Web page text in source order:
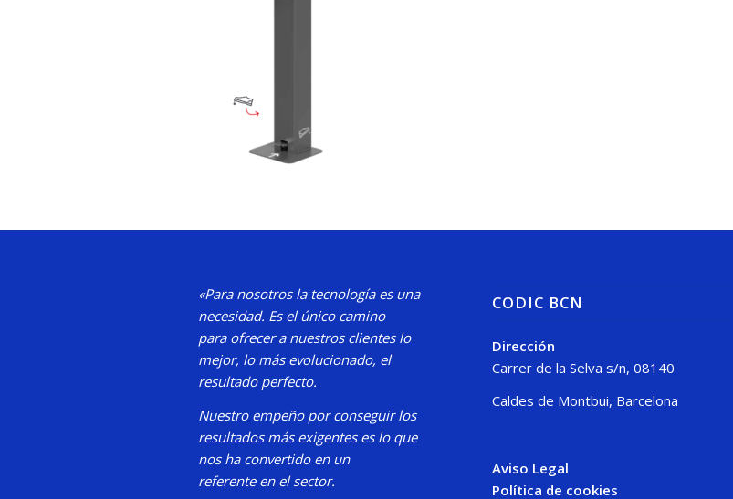
«Para nosotros la tecnología es una
necesidad. Es el único camino
para ofrecer a nuestros clientes lo
mejor, lo más evolucionado, el
resultado perfecto.
Nuestro empeño por conseguir los
resultados más exigentes es lo que
nos ha convertido en un
referente en el sector.
CODIC BCN
Dirección
Carrer de la Selva s/n, 08140
Caldes de Montbui, Barcelona
Aviso Legal
Política de cookies